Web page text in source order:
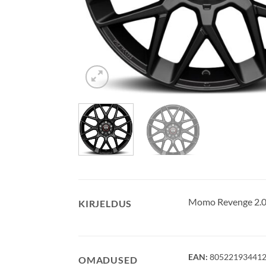
KIRJELDUS Momo Revenge
OMADUSED EAN: